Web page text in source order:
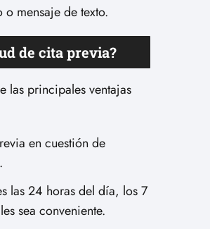
mensaje de texto.
de cita previa?
las principales ventajas
en cuestión de
las 24 horas del día, los 7
sea conveniente.